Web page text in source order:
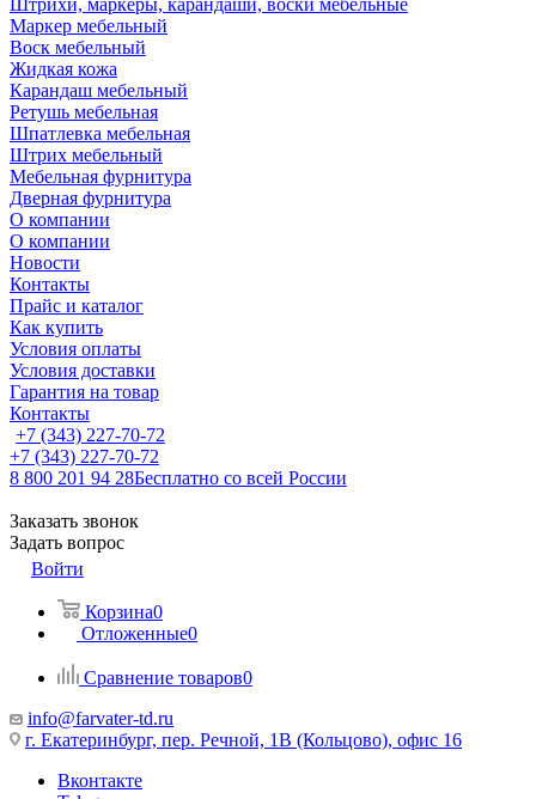
Штрихи, маркеры, карандаши, воски мебельные
Маркер мебельный
Воск мебельный
Жидкая кожа
Карандаш мебельный
Ретушь мебельная
Шпатлевка мебельная
Штрих мебельный
Мебельная фурнитура
Дверная фурнитура
О компании
О компании
Новости
Контакты
Прайс и каталог
Как купить
Условия оплаты
Условия доставки
Гарантия на товар
Контакты
+7 (343) 227-70-72
+7 (343) 227-70-72
8 800 201 94 28Бесплатно со всей России
Заказать звонок
Задать вопрос
Войти
Корзина0
Отложенные0
Сравнение товаров0
info@farvater-td.ru
г. Екатеринбург, пер. Речной, 1В (Кольцово), офис 16
Вконтакте